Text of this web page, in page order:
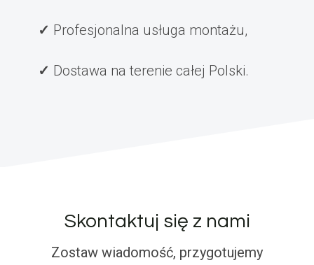
Profesjonalna usługa montażu,
Dostawa na terenie całej Polski.
Skontaktuj się z nami
Zostaw wiadomość, przygotujemy